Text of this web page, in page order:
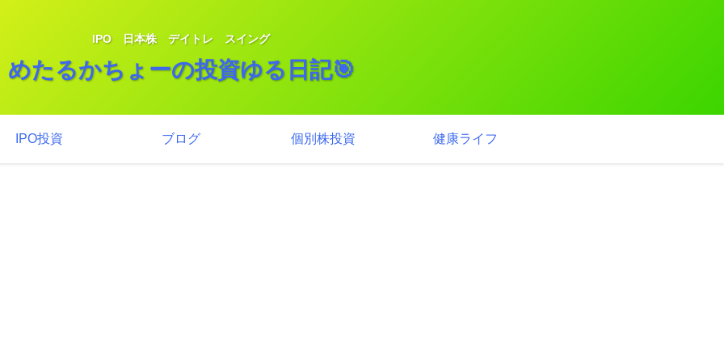
IPO 日本株 デイトレ スイング
めたるかちょーの投資ゆる日記🎯
IPO投資 ブログ 個別株投資 健康ライフ